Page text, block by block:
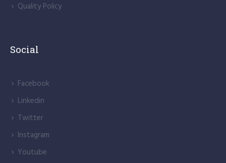
Quality Policy
Social
Facebook
Linkedin
Twitter
Instagram
Youtube